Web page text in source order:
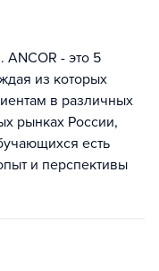
- это 5
из которых
в различных
рынках России,
есть
и перспективы